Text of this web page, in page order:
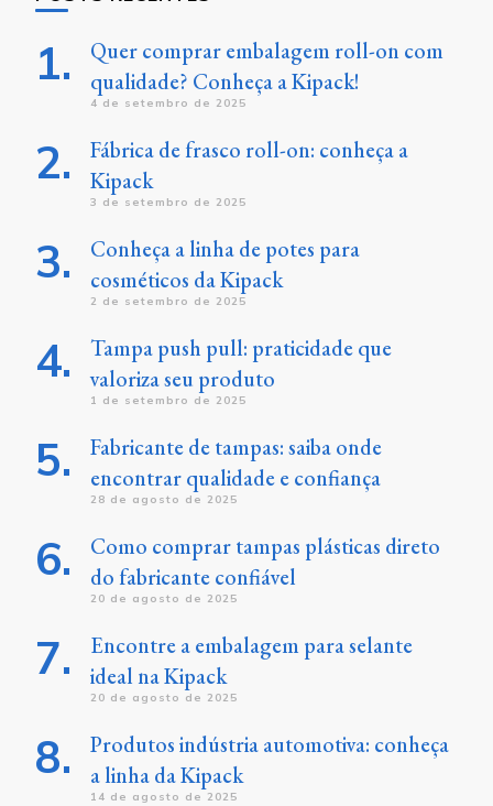
Quer comprar embalagem roll-on com
qualidade? Conheça a Kipack!
4 de setembro de 2025
Fábrica de frasco roll-on: conheça a
Kipack
3 de setembro de 2025
Conheça a linha de potes para
cosméticos da Kipack
2 de setembro de 2025
Tampa push pull: praticidade que
valoriza seu produto
1 de setembro de 2025
Fabricante de tampas: saiba onde
encontrar qualidade e confiança
28 de agosto de 2025
Como comprar tampas plásticas direto
do fabricante confiável
20 de agosto de 2025
Encontre a embalagem para selante
ideal na Kipack
20 de agosto de 2025
Produtos indústria automotiva: conheça
a linha da Kipack
14 de agosto de 2025